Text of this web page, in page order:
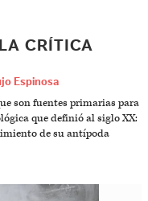
CRÍTICA
Espinosa
son fuentes primarias para
que definió al siglo XX:
de su antípoda